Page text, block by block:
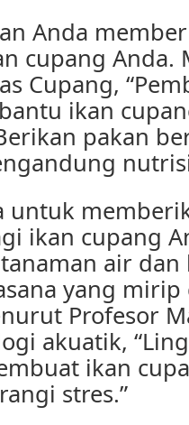
Anda
cupang Anda.
Cupang,
ikan
pakan
untuk
ikan cupang
air
yang
Profesor
akuatik,
ikan
stres.”